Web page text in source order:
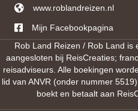
https://roblandreizen.nl/
www.roblandreizen.nl
Mijn Facebookpagina
Rob Land Reizen / Rob Land is
aangesloten bij ReisCreaties;
reisadviseurs. Alle boekingen
lid van ANVR (onder nummer
boekt en betaalt aan